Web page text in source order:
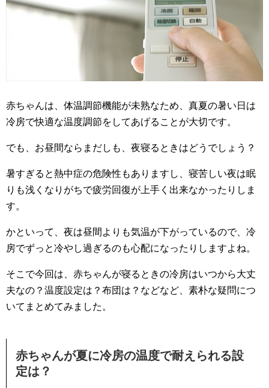
赤ちゃんは、体温調節機能が未熟なため、真夏の暑い日は
冷房で快適な温度調節をしてあげることが大切です。
でも、お昼間ならまだしも、夜寝るときはどうでしょう？
暑すぎると熱中症の危険性もありますし、寝苦しい夜は眠
りも浅くなりがちで疲労回復が上手く出来なかったりしま
す。
かといって、夜は昼間よりも気温が下がっているので、冷
房でずっと冷やし過ぎるのも心配になったりしますよね。
そこで今回は、赤ちゃんが寝るときの冷房はいつから大丈
夫なの？温度設定は？布団は？などなど、素朴な疑問につ
いてまとめてみました。
赤ちゃんが夏に冷房の温度で耐えられる設
定は？